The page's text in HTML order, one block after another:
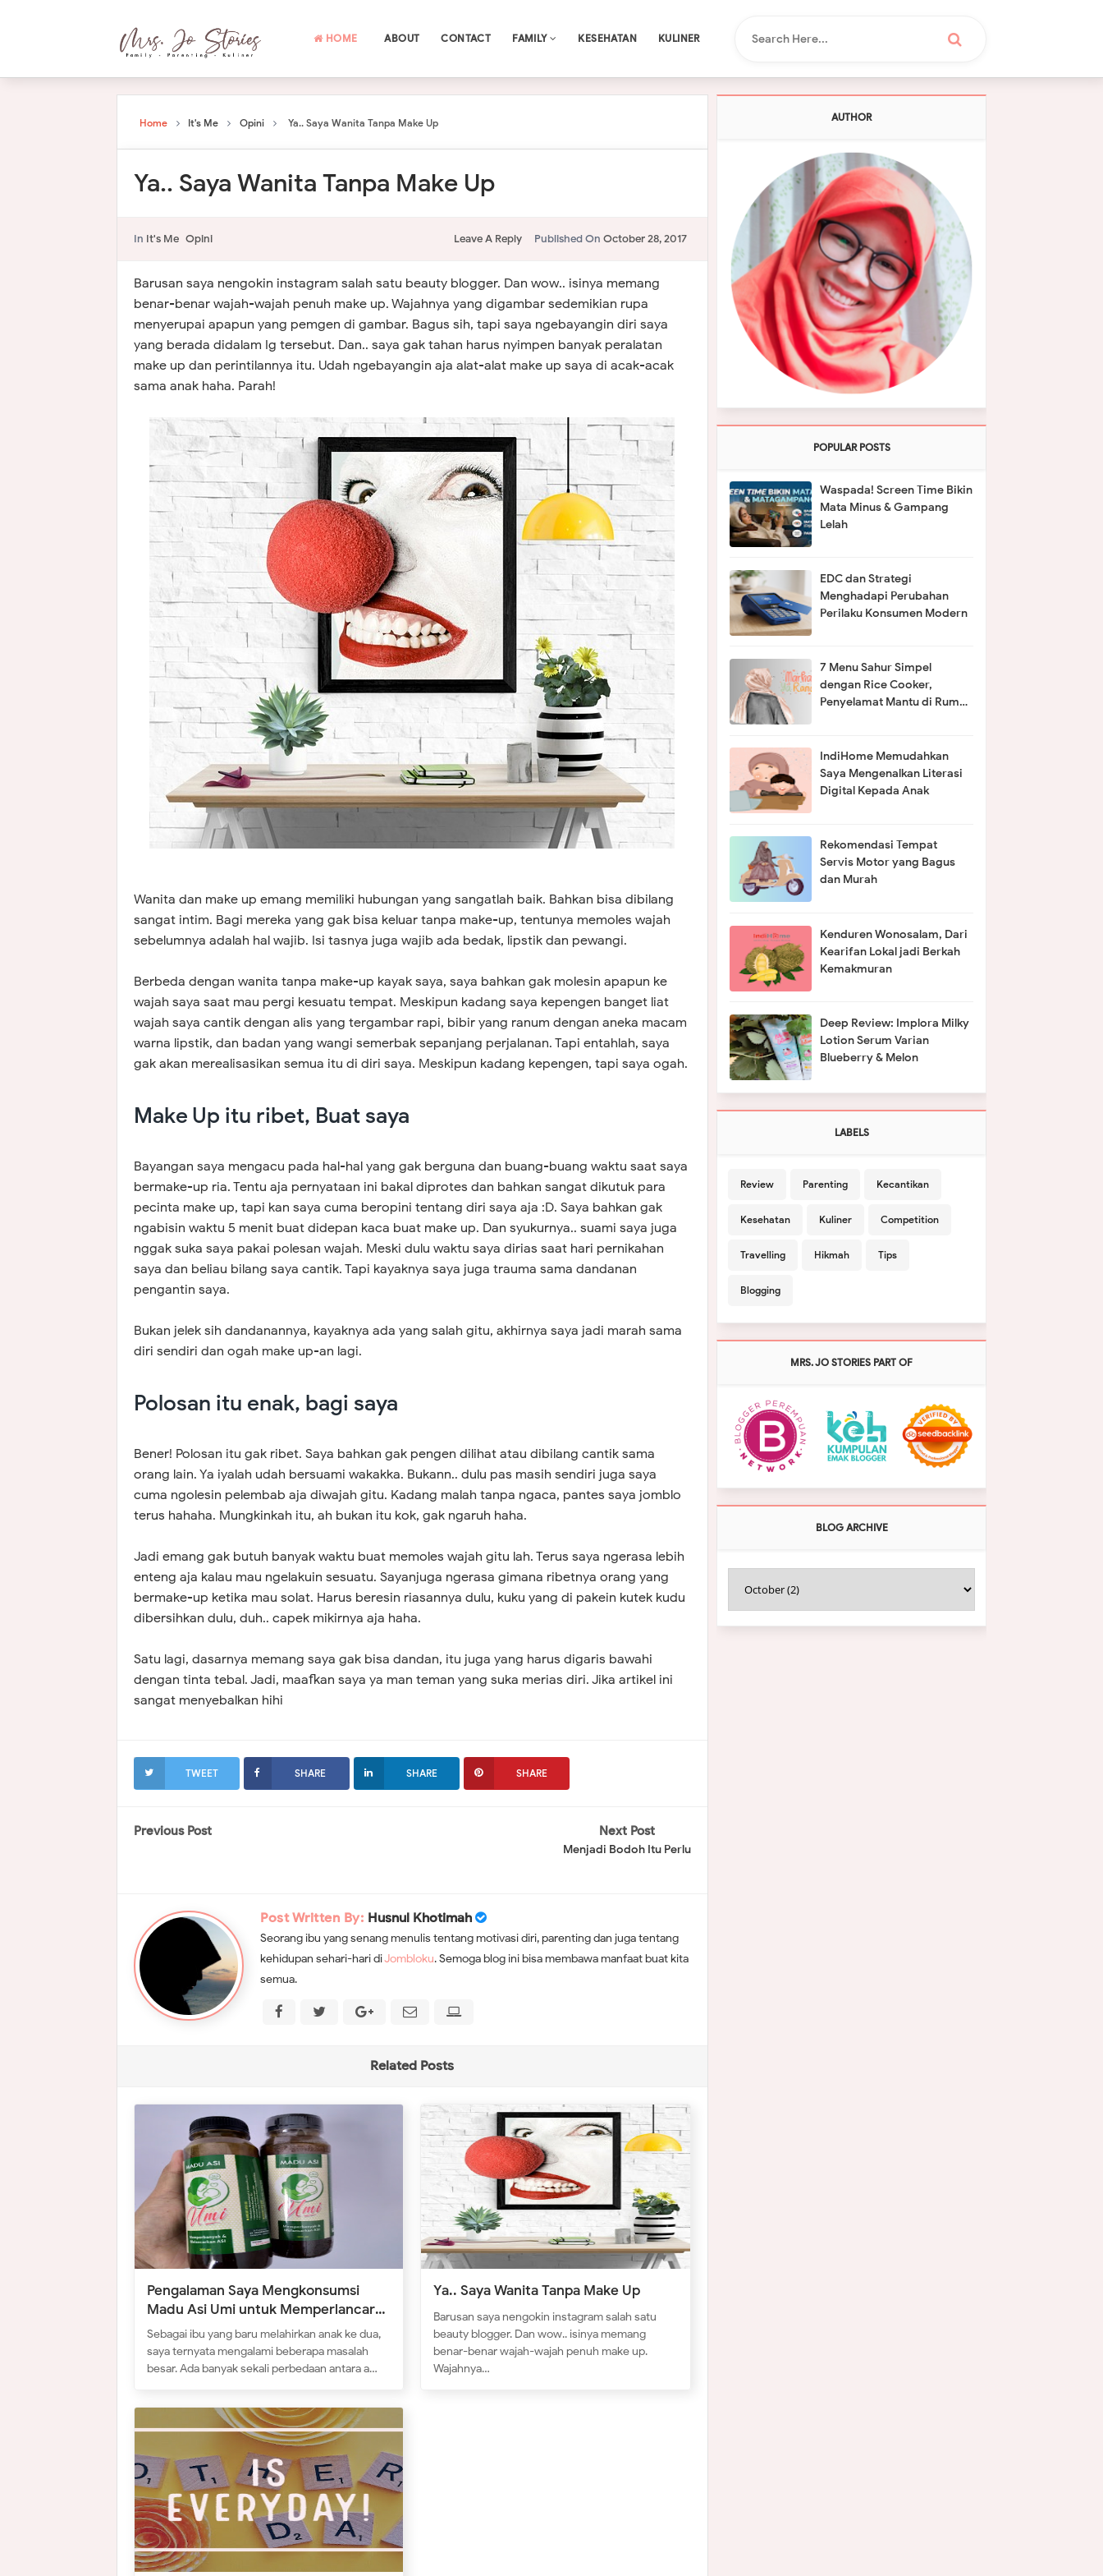
HOME ABOUT CONTACT FAMILY KESEHATAN KULINER
Home It's Me Opini Ya.. Saya Wanita Tanpa Make Up
Ya.. Saya Wanita Tanpa Make Up
In It's Me Opini Published On October 28, 2017
Leave A Reply
Barusan saya nengokin instagram salah satu beauty blogger. Dan wow.. isinya memang
benar-benar wajah-wajah penuh make up. Wajahnya yang digambar sedemikian rupa
menyerupai apapun yang pemgen di gambar. Bagus sih, tapi saya ngebayangin diri saya
yang berada didalam Ig tersebut. Dan.. saya gak tahan harus nyimpen banyak peralatan
make up dan perintilannya itu. Udah ngebayangin aja alat-alat make up saya di acak-acak
sama anak haha. Parah!
Wanita dan make up emang memiliki hubungan yang sangatlah baik. Bahkan bisa dibilang
sangat intim. Bagi mereka yang gak bisa keluar tanpa make-up, tentunya memoles wajah
sebelumnya adalah hal wajib. Isi tasnya juga wajib ada bedak, lipstik dan pewangi.
Berbeda dengan wanita tanpa make-up kayak saya, saya bahkan gak molesin apapun ke
wajah saya saat mau pergi kesuatu tempat. Meskipun kadang saya kepengen banget liat
wajah saya cantik dengan alis yang tergambar rapi, bibir yang ranum dengan aneka macam
warna lipstik, dan badan yang wangi semerbak sepanjang perjalanan. Tapi entahlah, saya
gak akan merealisasikan semua itu di diri saya. Meskipun kadang kepengen, tapi saya ogah.
Make Up itu ribet, Buat saya
Bayangan saya mengacu pada hal-hal yang gak berguna dan buang-buang waktu saat saya
bermake-up ria. Tentu aja pernyataan ini bakal diprotes dan bahkan sangat dikutuk para
pecinta make up, tapi kan saya cuma beropini tentang diri saya aja :D. Saya bahkan gak
ngabisin waktu 5 menit buat didepan kaca buat make up. Dan syukurnya.. suami saya juga
nggak suka saya pakai polesan wajah. Meski dulu waktu saya dirias saat hari pernikahan
saya dan beliau bilang saya cantik. Tapi kayaknya saya juga trauma sama dandanan
pengantin saya.
Bukan jelek sih dandanannya, kayaknya ada yang salah gitu, akhirnya saya jadi marah sama
diri sendiri dan ogah make up-an lagi.
Polosan itu enak, bagi saya
Bener! Polosan itu gak ribet. Saya bahkan gak pengen dilihat atau dibilang cantik sama
orang lain. Ya iyalah udah bersuami wakakka. Bukann.. dulu pas masih sendiri juga saya
cuma ngolesin pelembab aja diwajah gitu. Kadang malah tanpa ngaca, pantes saya jomblo
terus hahaha. Mungkinkah itu, ah bukan itu kok, gak ngaruh haha.
Jadi emang gak butuh banyak waktu buat memoles wajah gitu lah. Terus saya ngerasa lebih
enteng aja kalau mau ngelakuin sesuatu. Sayanjuga ngerasa gimana ribetnya orang yang
bermake-up ketika mau solat. Harus beresin riasannya dulu, kuku yang di pakein kutek kudu
dibersihkan dulu, duh.. capek mikirnya aja haha.
Satu lagi, dasarnya memang saya gak bisa dandan, itu juga yang harus digaris bawahi
dengan tinta tebal. Jadi, maafkan saya ya man teman yang suka merias diri. Jika artikel ini
sangat menyebalkan hihi
TWEET SHARE SHARE SHARE
Previous Post Next Post
Menjadi Bodoh Itu Perlu
Post Written By: Husnul Khotimah
Seorang ibu yang senang menulis tentang motivasi diri, parenting dan juga tentang
kehidupan sehari-hari diJombloku. Semoga blog ini bisa membawa manfaat buat kita
semua.
Related Posts
Pengalaman Saya Mengkonsumsi
Madu Asi Umi untuk Memperlancar
Asi
Sebagai ibu yang baru melahirkan anak ke dua,
saya ternyata mengalami beberapa masalah
besar. Ada banyak sekali perbedaan antara a…
Ya.. Saya Wanita Tanpa Make Up
Barusan saya nengokin instagram salah satu
beauty blogger. Dan wow.. isinya memang
benar-benar wajah-wajah penuh make up.
Wajahnya…
AUTHOR
POPULAR POSTS
Waspada! Screen Time Bikin
Mata Minus & Gampang
Lelah
EDC dan Strategi
Menghadapi Perubahan
Perilaku Konsumen Modern
7 Menu Sahur Simpel
dengan Rice Cooker,
Penyelamat Mantu di Rumah
IndiHome Memudahkan
Saya Mengenalkan Literasi
Digital Kepada Anak
Rekomendasi Tempat
Servis Motor yang Bagus
dan Murah
Kenduren Wonosalam, Dari
Kearifan Lokal jadi Berkah
Kemakmuran
Deep Review: Implora Milky
Lotion Serum Varian
Blueberry & Melon
LABELS
Review Parenting Kecantikan
Kesehatan Kuliner Competition
Travelling Hikmah Tips
Blogging
MRS. JO STORIES PART OF
BLOG ARCHIVE